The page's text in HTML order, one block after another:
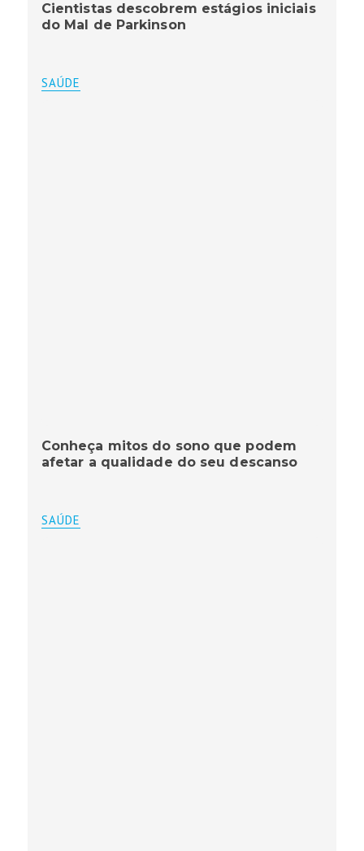
Cientistas descobrem estágios iniciais
do Mal de Parkinson
SAÚDE
Conheça mitos do sono que podem
afetar a qualidade do seu descanso
SAÚDE